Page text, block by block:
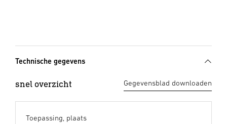
Technische gegevens
snel overzicht Gegevensblad downloaden
Toepassing, plaats